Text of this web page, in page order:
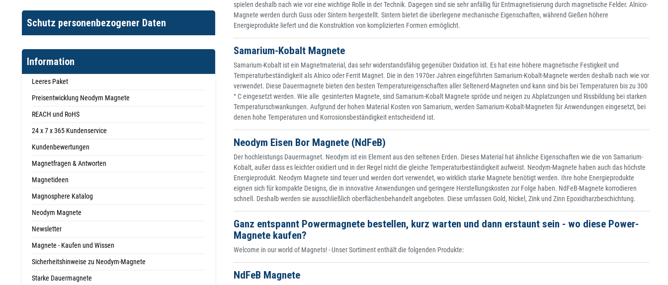
Schutz personenbezogener Daten
Information
Leeres Paket
Preisentwicklung Neodym Magnete
REACH und RoHS
24 x 7 x 365 Kundenservice
Kundenbewertungen
Magnetfragen & Antworten
Magnetideen
Magnosphere Katalog
Neodym Magnete
Newsletter
Magnete - Kaufen und Wissen
Sicherheitshinweise zu Neodym-Magnete
Starke Dauermagnete
spielen deshalb nach wie vor eine wichtige Rolle in der Technik. Dagegen sind sie sehr anfällig für Entmagnetisierung durch magnetische Felder. Alnico-
Magnete werden durch Guss oder Sintern hergestellt. Sintern bietet die überlegene mechanische Eigenschaften, während Gießen höhere
Energieprodukte liefert und die Konstruktion von komplizierten Formen ermöglicht.
Samarium-Kobalt Magnete
Samarium-Kobalt ist ein Magnetmaterial, das sehr widerstandsfähig gegenüber Oxidation ist. Es hat eine höhere magnetische Festigkeit und
Temperaturbeständigkeit als Alnico oder Ferrit Magnet. Die in den 1970er Jahren eingeführten Samarium-Kobalt-Magnete werden deshalb nach wie vor
verwendet. Diese Dauermagnete bieten den besten Temperatureigenschaften aller Seltenerd-Magneten und kann sind bis bei Temperaturen bis zu 300
° C eingesetzt werden. Wie alle gesinterten Magnete, sind Samarium-Kobalt Magnete spröde und neigen zu Abplatzungen und Rissbildung bei starken
Temperaturschwankungen. Aufgrund der hohen Material Kosten von Samarium, werden Samarium-Kobalt-Magneten für Anwendungen eingesetzt, bei
denen hohe Temperaturen und Korrosionsbeständigkeit entscheidend ist.
Neodym Eisen Bor Magnete (NdFeB)
Der hochleistungs Dauermagnet. Neodym ist ein Element aus den seltenen Erden. Dieses Material hat ähnliche Eigenschaften wie die von Samarium-
Kobalt, außer dass es leichter oxidiert und in der Regel nicht die gleiche Temperaturbeständigkeit aufweist. Neodym-Magnete haben auch das höchste
Energieprodukt. Neodym Magnete sind teuer und werden dort verwendet, wo wirklich starke Magnete benötigt werden. Ihre hohe Energieprodukte
eignen sich für kompakte Designs, die in innovative Anwendungen und geringere Herstellungskosten zur Folge haben. NdFeB-Magnete korrodieren
schnell. Deshalb werden sie ausschließlich oberflächenbehandelt angeboten. Diese umfassen Gold, Nickel, Zink und Zinn Epoxidharzbeschichtung.
Ganz entspannt Powermagnete bestellen, kurz warten und dann erstaunt sein - wo diese Power-
Magnete kaufen?
Welcome in our world of Magnets! - Unser Sortiment enthält die folgenden Produkte:
NdFeB Magnete